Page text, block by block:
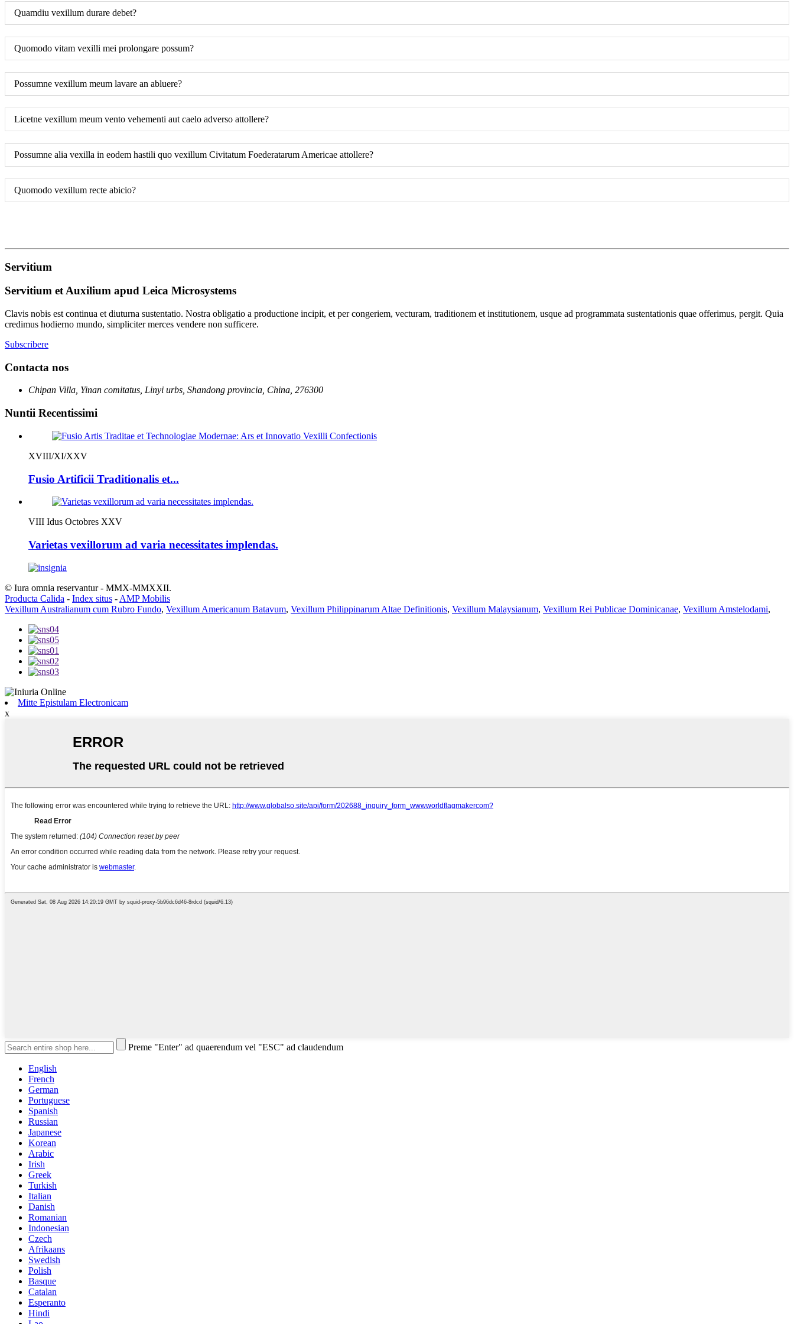
Quamdiu vexillum durare debet?
Quomodo vitam vexilli mei prolongare possum?
Possumne vexillum meum lavare an abluere?
Licetne vexillum meum vento vehementi aut caelo adverso attollere?
Possumne alia vexilla in eodem hastili quo vexillum Civitatum Foederatarum Americae attollere?
Quomodo vexillum recte abicio?
Servitium
Servitium et Auxilium apud Leica Microsystems
Clavis nobis est continua et diuturna sustentatio. Nostra obligatio a productione incipit, et per congeriem, vecturam, traditionem et institutionem, usque ad programmata sustentationis quae offerimus, pergit. Quia
credimus hodierno mundo, simpliciter merces vendere non sufficere.
Subscribere
Contacta nos
Chipan Villa, Yinan comitatus, Linyi urbs, Shandong provincia, China, 276300
Nuntii Recentissimi
XVIII/XI/XXV
Fusio Artificii Traditionalis et...
VIII Idus Octobres XXV
Varietas vexillorum ad varia necessitates implendas.
© Iura omnia reservantur - MMX-MMXXII.
Producta Calida - Index situs - AMP Mobilis
Vexillum Australianum cum Rubro Fundo, Vexillum Americanum Batavum, Vexillum Philippinarum Altae Definitionis, Vexillum Malaysianum, Vexillum Rei Publicae Dominicanae, Vexillum Amstelodami,
Mitte Epistulam Electronicam
x
Preme "Enter" ad quaerendum vel "ESC" ad claudendum
English
French
German
Portuguese
Spanish
Russian
Japanese
Korean
Arabic
Irish
Greek
Turkish
Italian
Danish
Romanian
Indonesian
Czech
Afrikaans
Swedish
Polish
Basque
Catalan
Esperanto
Hindi